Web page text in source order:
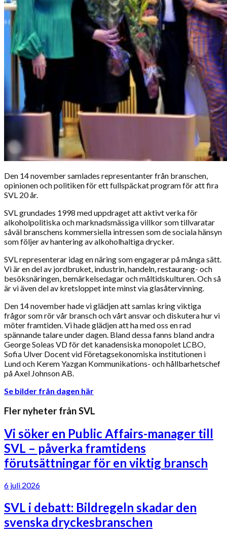
Den 14 november samlades representanter från branschen,
opinionen och politiken för ett fullspäckat program för att fira
SVL 20 år.
SVL grundades 1998 med uppdraget att aktivt verka för
alkoholpolitiska och marknadsmässiga villkor som tillvaratar
såväl branschens kommersiella intressen som de sociala hänsyn
som följer av hantering av alkoholhaltiga drycker.
SVL representerar idag en näring som engagerar på många sätt.
Vi är en del av jordbruket, industrin, handeln, restaurang- och
besöksnäringen, bemärkelsedagar och måltidskulturen. Och så
är vi även del av kretsloppet inte minst via glasåtervinning.
Den 14 november hade vi glädjen att samlas kring viktiga
frågor som rör vår bransch och vårt ansvar och diskutera hur vi
möter framtiden. Vi hade glädjen att ha med oss en rad
spännande talare under dagen. Bland dessa fanns bland andra
George Soleas VD för det kanadensiska monopolet LCBO,
Sofia Ulver Docent vid Företagsekonomiska institutionen i
Lund och Kerem Yazgan Kommunikations- och hållbarhetschef
på Axel Johnson AB.
Se bilder från dagen här
Fler nyheter från SVL
Vi söker en Public Affairs-manager till
SVL – påverka framtidens
förutsättningar för en viktig bransch
6 juli 2026
SVL i debatt: Bildregeln skadar den
svenska dryckesbranschen